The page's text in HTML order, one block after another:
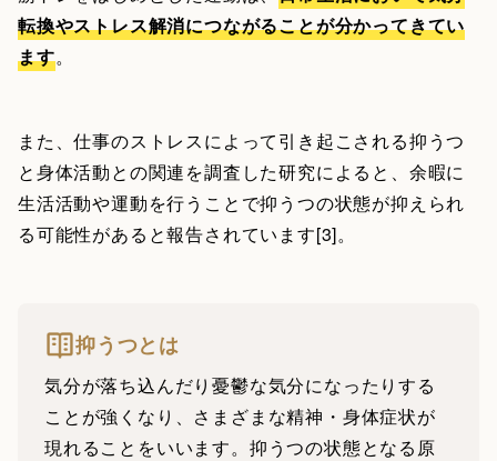
転換やストレス解消につながることが分かってきてい
ます。
また、仕事のストレスによって引き起こされる抑うつ
と身体活動との関連を調査した研究によると、余暇に
生活活動や運動を行うことで抑うつの状態が抑えられ
る可能性があると報告されています[3]。
抑うつとは
気分が落ち込んだり憂鬱な気分になったりする
ことが強くなり、さまざまな精神・身体症状が
現れることをいいます。抑うつの状態となる原